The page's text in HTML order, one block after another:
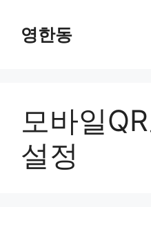
영한동
모바일
설정